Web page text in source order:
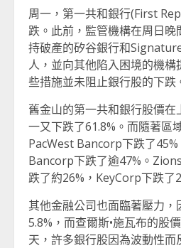
周一，第一共和銀行(First
跌。此前，監管機構在周日晚
持破產的矽谷銀行和
人，並向其他陷入困境的機
些措施並未阻止銀行股的下跌
舊金山的第一共和銀行股價在
一又下跌了61.8%。而隨著區
PacWest Bancorp下跌了
Bancorp下跌了逾47%。
跌了約26%，KeyCorp下跌了
其他金融公司也面臨著壓力，
5.8%，而查爾斯•施瓦布的股
天，許多銀行股因為波動性而